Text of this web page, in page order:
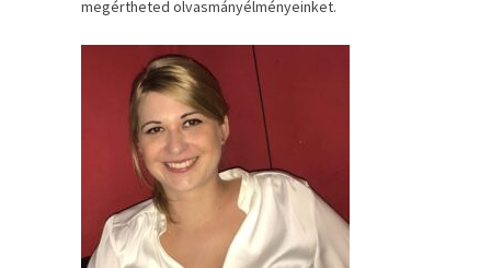
megértheted olvasmányélményeinket.